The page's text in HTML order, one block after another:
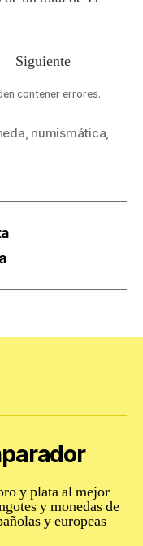
Siguiente
contener errores.
numismática
y plata al mejor
y monedas de
y europeas